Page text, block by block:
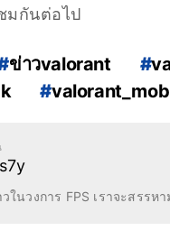
มกันต่อไป
ข่าวvalorant #
#
อถือ_เปิดตัวเมื่อไหร่
ในวงการ FPS เราจะสรรห